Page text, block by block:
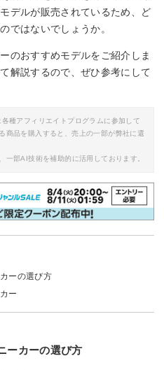
デルが販売されているため、ど
ではないでしょうか。
のおすすめモデルをご紹介しま
解説するので、ぜひ参考にして
種アフィリエイトプログラムに参加して
商品を購入すると、売上の一部が弊社に還
部AI技術を補助的に活用しております。
ーの選び方
ー
ーカーの選び方